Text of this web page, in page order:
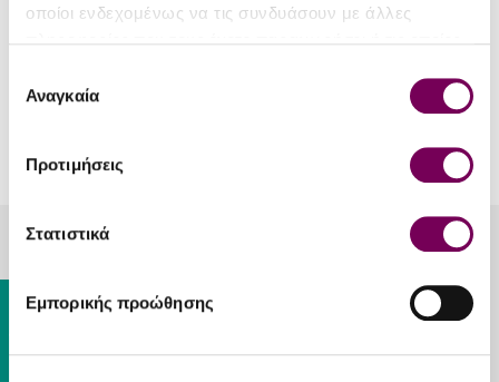
οποίοι ενδεχομένως να τις συνδυάσουν με άλλες
των υπηρεσιών τους.
συγκατάθεσης
Αναγκαία
Προτιμήσεις
Στατιστικά
Εμπορικής προώθησης+30 213 025 2215